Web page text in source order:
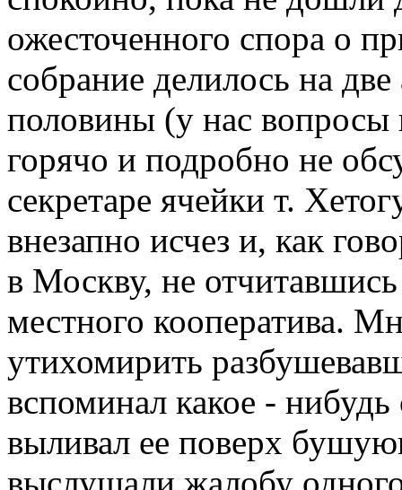
ожесточенного спора о
собрание делилось на
половины (у нас
горячо и подробно не
секретаре ячейки т.
внезапно исчез и, как
в Москву, не
местного кооператива.
утихомирить
вспоминал какое -
выливал ее поверх
выслушали жалобу